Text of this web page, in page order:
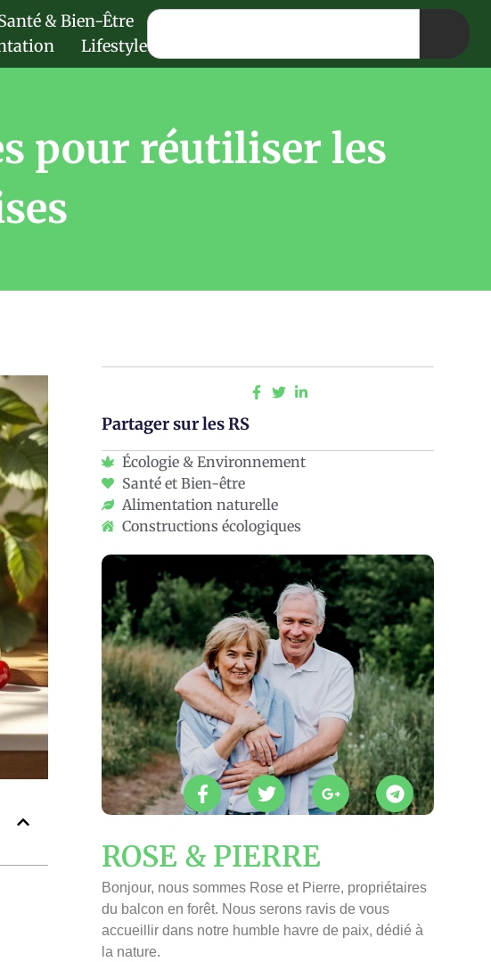
& Bien-Être
Lifestyle
pour réutiliser les
Partager sur les RS
Écologie & Environnement
Santé et Bien-être
Alimentation naturelle
Constructions écologiques
ROSE & PIERRE
Bonjour, nous sommes Rose et Pierre, propriétaires
du balcon en forêt. Nous serons ravis de vous
accueillir dans notre humble havre de paix, dédié à
la nature.